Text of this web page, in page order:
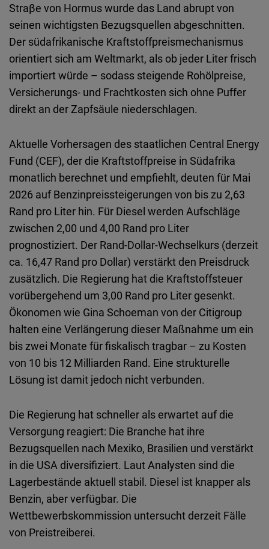
Straβe von Hormus wurde das Land abrupt von
seinen wichtigsten Bezugsquellen abgeschnitten.
Der südafrikanische Kraftstoffpreismechanismus
orientiert sich am Weltmarkt, als ob jeder Liter frisch
importiert würde – sodass steigende Rohölpreise,
Versicherungs- und Frachtkosten sich ohne Puffer
direkt an der Zapfsäule niederschlagen.
Aktuelle Vorhersagen des staatlichen Central Energy
Fund (CEF), der die Kraftstoffpreise in Südafrika
monatlich berechnet und empfiehlt, deuten für Mai
2026 auf Benzinpreissteigerungen von bis zu 2,63
Rand pro Liter hin. Für Diesel werden Aufschläge
zwischen 2,00 und 4,00 Rand pro Liter
prognostiziert. Der Rand-Dollar-Wechselkurs (derzeit
ca. 16,47 Rand pro Dollar) verstärkt den Preisdruck
zusätzlich. Die Regierung hat die Kraftstoffsteuer
vorübergehend um 3,00 Rand pro Liter gesenkt.
Ökonomen wie Gina Schoeman von der Citigroup
halten eine Verlängerung dieser Maßnahme um ein
bis zwei Monate für fiskalisch tragbar – zu Kosten
von 10 bis 12 Milliarden Rand. Eine strukturelle
Lösung ist damit jedoch nicht verbunden.
Die Regierung hat schneller als erwartet auf die
Versorgung reagiert: Die Branche hat ihre
Bezugsquellen nach Mexiko, Brasilien und verstärkt
in die USA diversifiziert. Laut Analysten sind die
Lagerbestände aktuell stabil. Diesel ist knapper als
Benzin, aber verfügbar. Die
Wettbewerbskommission untersucht derzeit Fälle
von Preistreiberei.
Typeform
Embed